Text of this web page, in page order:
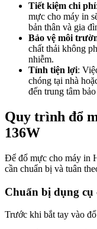
Tiết kiệm chi phí
mực cho máy in
bản thân và gia
Bảo vệ môi
chất thải không
nhiễm.
Tính tiện lợi:
chóng tại nhà
đến trung tâm
Quy trình đổ
136W
Để đổ mực cho máy in
cần chuẩn bị và tuân
Chuẩn bị dụng cụ
Trước khi bắt tay vào